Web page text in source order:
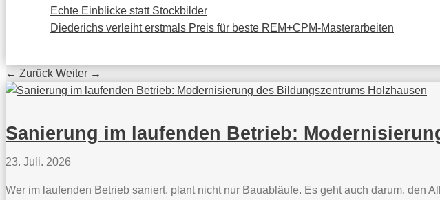
Echte Einblicke statt Stockbilder
Diederichs verleiht erstmals Preis für beste REM+CPM-Masterarbeiten
← Zurück Weiter →
Sanierung im laufenden Betrieb:
23. Juli. 2026
Wer im laufenden Betrieb saniert, plant nicht nur Bauabläufe. Es geht auch darum, den